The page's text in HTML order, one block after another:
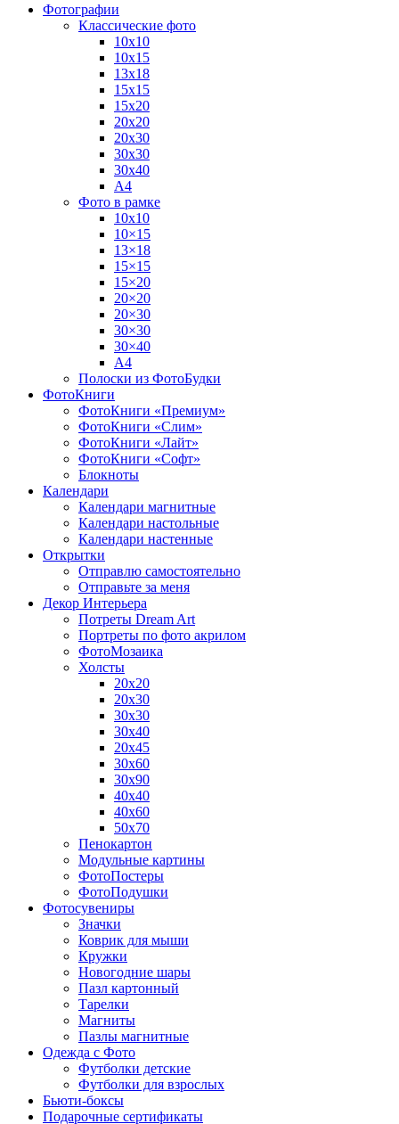
Фотографии
Классические фото
10х10
10х15
13х18
15х15
15х20
20х20
20х30
30х30
30х40
А4
Фото в рамке
10х10
10×15
13×18
15×15
15×20
20×20
20×30
30×30
30×40
A4
Полоски из ФотоБудки
ФотоКниги
ФотоКниги «Премиум»
ФотоКниги «Слим»
ФотоКниги «Лайт»
ФотоКниги «Софт»
Блокноты
Календари
Календари магнитные
Календари настольные
Календари настенные
Открытки
Отправлю самостоятельно
Отправьте за меня
Декор Интерьера
Потреты Dream Art
Портреты по фото акрилом
ФотоМозаика
Холсты
20х20
20х30
30х30
30х40
20х45
30х60
30х90
40х40
40х60
50х70
Пенокартон
Модульные картины
ФотоПостеры
ФотоПодушки
Фотоcувениры
Значки
Коврик для мыши
Кружки
Новогодние шары
Пазл картонный
Тарелки
Магниты
Пазлы магнитные
Одежда с Фото
Футболки детские
Футболки для взрослых
Бьюти-боксы
Подарочные сертификаты